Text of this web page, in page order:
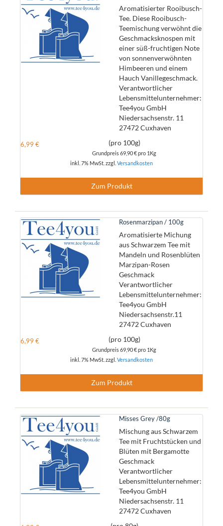
Aromatisierter Rooibusch-
Tee. Diese Rooibusch-
Teemischung verwöhnt die
Geschmacksknospen mit
einer süß-fruchtigen Note
von sonnenverwöhnten
Himbeeren und einem
Hauch Vanillegeschmack.
Verantwortlicher
Lebensmittelunternehmer:
Tee4you GmbH
Niedersachsenstr. 11
27472 Cuxhaven
6,99 € (pro 100g)
Grundpreis69,90 €pro 1Kg
inkl. 7% MwSt. zzgl. Versandkosten
Zum Produkt
Rosenmarzipan / 100g
Aromatisierte Michung
aus Schwarzem Tee mit
Mandeln und Rosenblüten
Marzipan-Rosen
Geschmack
Verantwortlicher
Lebensmittelunternehmer:
Tee4you GmbH
Niedersachsenstr.11
27472 Cuxhaven
6,99 € (pro 100g)
Grundpreis69,90 €pro 1Kg
inkl. 7% MwSt. zzgl. Versandkosten
Zum Produkt
Misses Grey /80g
Mischung aus Schwarzem
Tee mit Fruchtstücken und
Blüten mit Bergamotte
Geschmack
Verantwortlicher
Lebensmittelunternehmer:
Tee4you GmbH
Niedersachsenstr. 11
27472 Cuxhaven